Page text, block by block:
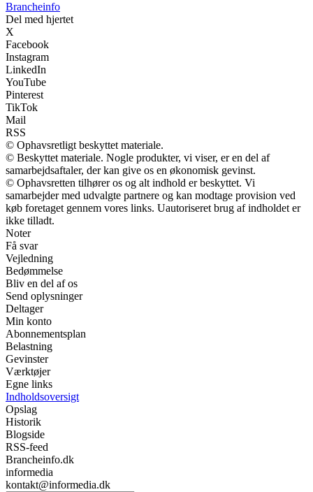
Brancheinfo
Del med hjertet
X
Facebook
Instagram
LinkedIn
YouTube
Pinterest
TikTok
Mail
RSS
© Ophavsretligt beskyttet materiale.
© Beskyttet materiale. Nogle produkter, vi viser, er en del af
samarbejdsaftaler, der kan give os en økonomisk gevinst.
© Ophavsretten tilhører os og alt indhold er beskyttet. Vi
samarbejder med udvalgte partnere og kan modtage provision ved
køb foretaget gennem vores links. Uautoriseret brug af indholdet er
ikke tilladt.
Noter
Få svar
Vejledning
Bedømmelse
Bliv en del af os
Send oplysninger
Deltager
Min konto
Abonnementsplan
Belastning
Gevinster
Værktøjer
Egne links
Indholdsoversigt
Opslag
Historik
Blogside
RSS-feed
Brancheinfo.dk
informedia
kontakt@informedia.dk